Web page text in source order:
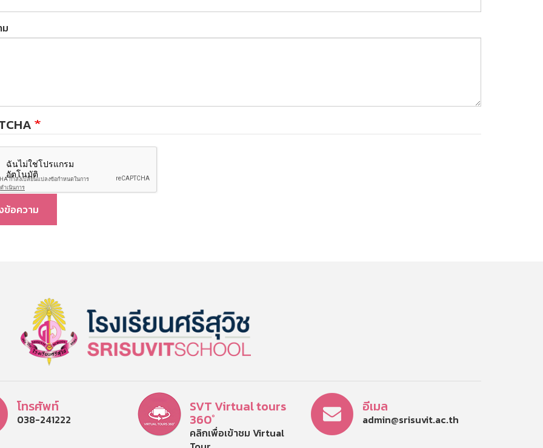
ข้อความ
โทรศัพท์
038-241222
SVT Virtual tours
360°
คลิกเพื่อเข้าชม Virtual
อีเมล
admin@srisuvit.ac.th